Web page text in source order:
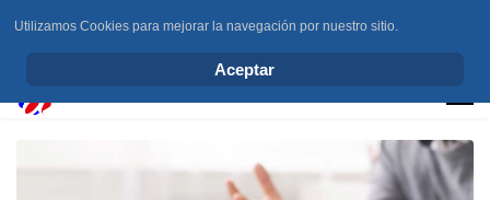
Utilizamos Cookies para mejorar la navegación por nuestro sitio.
Aceptar